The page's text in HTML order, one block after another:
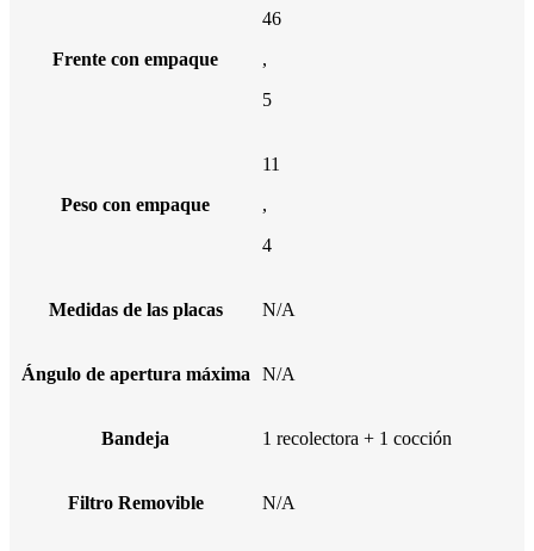
Frente con empaque
46
,
5
Peso con empaque
11
,
4
Medidas de las placas N/A
Ángulo de apertura máxima N/A
Bandeja 1 recolectora + 1 cocción
Filtro Removible N/A